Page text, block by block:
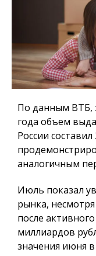
По данным ВТБ,
года объем
России
аналогичным
Июль показал
рынка,
после
миллиардов
значения июня